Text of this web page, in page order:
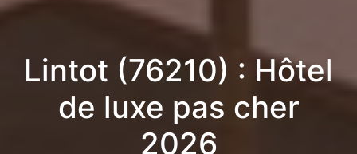
Lintot (76210) : Hôtel
de luxe pas cher
2026